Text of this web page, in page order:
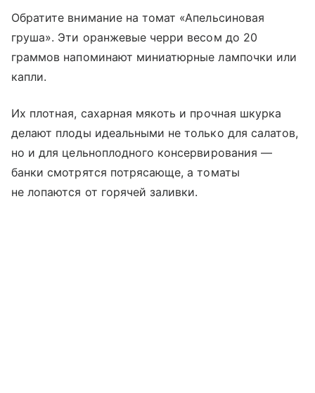
Обратите внимание на томат «Апельсиновая
груша». Эти оранжевые черри весом до 20
граммов напоминают миниатюрные лампочки или
капли.
Их плотная, сахарная мякоть и прочная шкурка
делают плоды идеальными не только для салатов,
но и для цельноплодного консервирования —
банки смотрятся потрясающе, а томаты
не лопаются от горячей заливки.